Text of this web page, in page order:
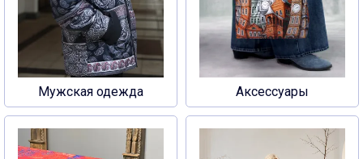
Мужская одежда Аксессуары